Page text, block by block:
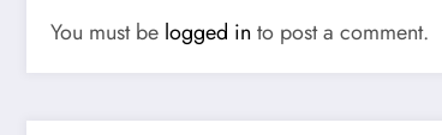
You must be logged in to post a comment.